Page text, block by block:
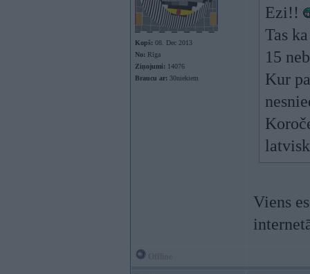
Kopš: 08. Dec 2013
No: Rīga
Ziņojumi: 14076
Braucu ar: 30niekiem
Ezi!!
Tas
15
Kur
Viens